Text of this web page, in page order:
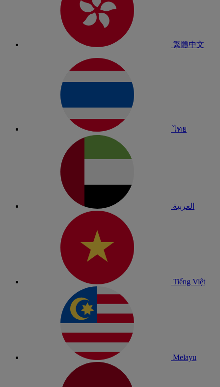
繁體中文
ไทย
العربية
Tiếng Việt
Melayu